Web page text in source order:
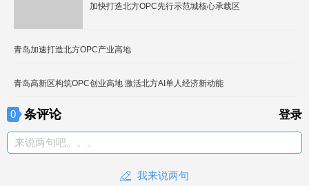
加快打造北方OPC先行示范城核心承载区
青岛加速打造北方OPC产业高地
青岛高新区构筑OPC创业高地 激活北方AI单人经济新动能
0 条评论 登录
来说两句吧。。。
我来说两句